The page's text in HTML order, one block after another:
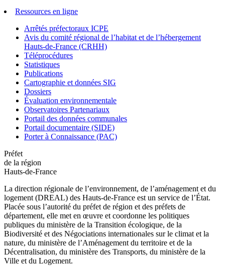
Ressources en ligne
Arrêtés préfectoraux ICPE
Avis du comité régional de l’habitat et de l’hébergement
Hauts-de-France (CRHH)
Téléprocédures
Statistiques
Publications
Cartographie et données SIG
Dossiers
Évaluation environnementale
Observatoires Partenariaux
Portail des données communales
Portail documentaire (SIDE)
Porter à Connaissance (PAC)
Préfet
de la région
Hauts-de-France
La direction régionale de l’environnement, de l’aménagement et du
logement (DREAL) des Hauts-de-France est un service de l’État.
Placée sous l’autorité du préfet de région et des préfets de
département, elle met en œuvre et coordonne les politiques
publiques du ministère de la Transition écologique, de la
Biodiversité et des Négociations internationales sur le climat et la
nature, du ministère de l’Aménagement du territoire et de la
Décentralisation, du ministère des Transports, du ministère de la
Ville et du Logement.